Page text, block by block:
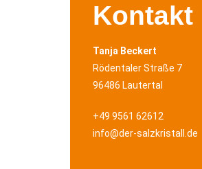
Kontakt
Tanja Beckert
Rödentaler Straße 7
96486 Lautertal
+49 9561 62612
info@der-salzkristall.de